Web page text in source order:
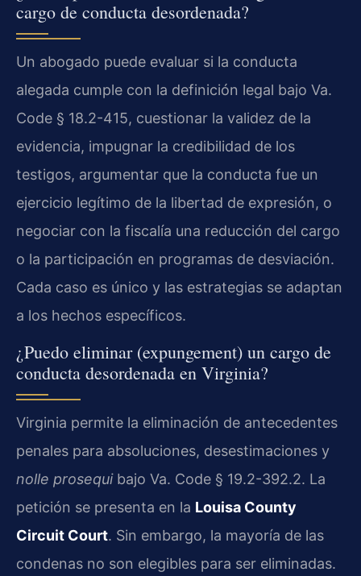
cargo de conducta desordenada?
Un abogado puede evaluar si la conducta
alegada cumple con la definición legal bajo Va.
Code § 18.2-415, cuestionar la validez de la
evidencia, impugnar la credibilidad de los
testigos, argumentar que la conducta fue un
ejercicio legítimo de la libertad de expresión, o
negociar con la fiscalía una reducción del cargo
o la participación en programas de desviación.
Cada caso es único y las estrategias se adaptan
a los hechos específicos.
¿Puedo eliminar (expungement) un cargo de
conducta desordenada en Virginia?
Virginia permite la eliminación de antecedentes
penales para absoluciones, desestimaciones y
nolle prosequibajo Va. Code § 19.2-392.2. La
petición se presenta en la Louisa County
Circuit Court. Sin embargo, la mayoría de las
condenas no son elegibles para ser eliminadas.